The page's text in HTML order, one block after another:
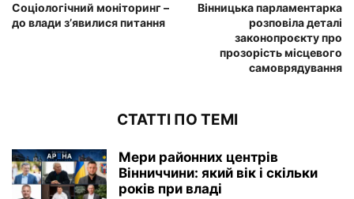
Соціологічний моніторинг –
до влади з’явилися питання
Вінницька парламентарка
розповіла деталі
законопроєкту про
прозорість місцевого
самоврядування
СТАТТІ ПО ТЕМІ
Мери районних центрів
Вінниччини: який вік і скільки
років при владі